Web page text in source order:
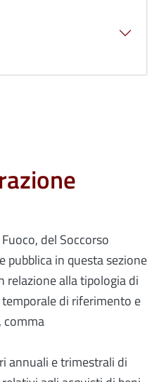
del Soccorso
pubblica in questa sezione
relazione alla tipologia di
di riferimento e
comma
annuali e trimestrali di